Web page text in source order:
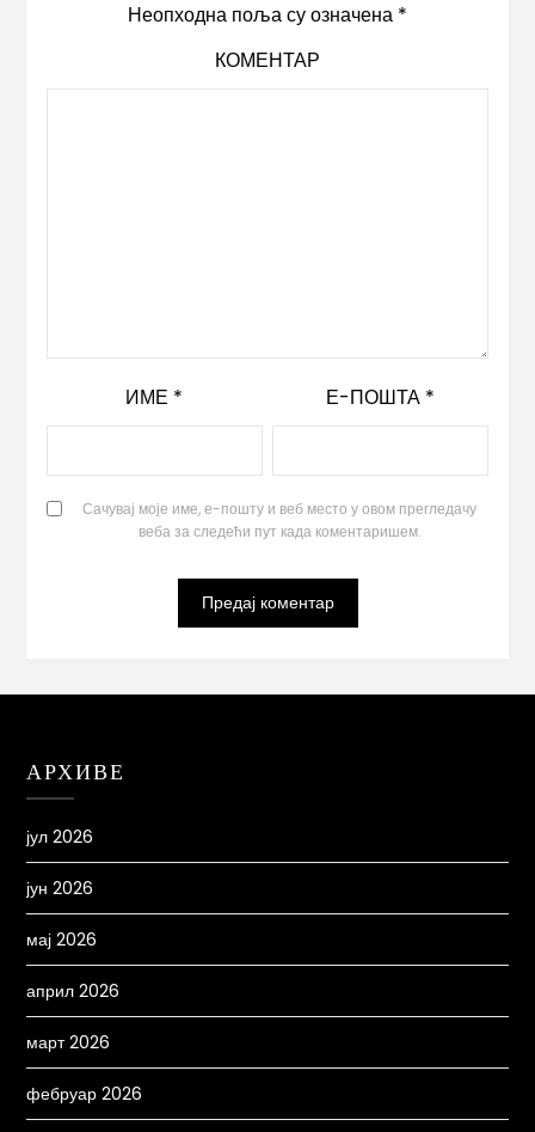
Неопходна поља су означена *
КОМЕНТАР
ИМЕ * Е-ПОШТА *
Сачувај моје име, е-пошту и веб место у овом прегледачу
веба за следећи пут када коментаришем.
АРХИВЕ
јул 2026
јун 2026
мај 2026
април 2026
март 2026
фебруар 2026